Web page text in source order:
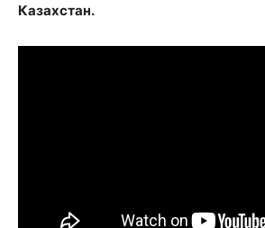
Казахстан.